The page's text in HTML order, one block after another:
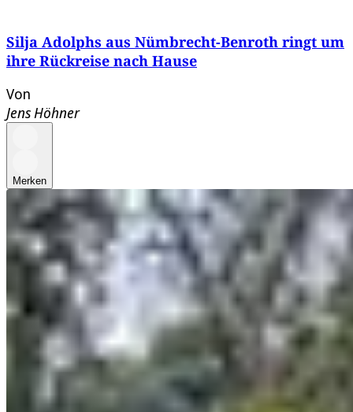
Silja Adolphs aus Nümbrecht-Benroth ringt um
ihre Rückreise nach Hause
Von
Jens Höhner
Merken